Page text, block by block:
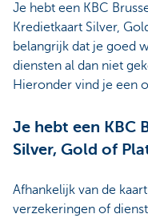
Je hebt een KBC
Kredietkaart Silver,
belangrijk dat je goed
diensten al dan niet
Hieronder vind je een
Je hebt een KBC
Silver, Gold of
Afhankelijk van de
verzekeringen of